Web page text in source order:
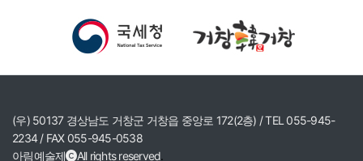
(우) 50137 경상남도 거창군 거창읍 중앙로 172(2층) / TEL 055-945-
2234 / FAX 055-945-0538
아림예술제
All rights reserved.